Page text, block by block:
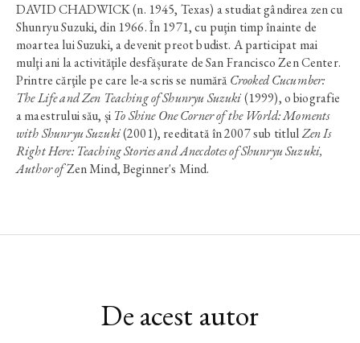
DAVID CHADWICK (n. 1945, Texas) a studiat gândirea zen cu
Shunryu Suzuki, din 1966. În 1971, cu puţin timp înainte de
moartea lui Suzuki, a devenit preot budist. A participat mai
mulţi ani la activităţile desfășurate de San Francisco Zen Center.
Printre cărţile pe care le-a scris se numărăCrooked Cucumber:
The Life and Zen Teaching of Shunryu Suzuki(1999), o biografie
a maestrului său, și To Shine One Corner of the World: Moments
with Shunryu Suzuki(2001), reeditată în 2007 sub titlulZen Is
Right Here: Teaching Stories and Anecdotes of Shunryu Suzuki,
Author ofZen Mind, Beginner's Mind.
De acest autor